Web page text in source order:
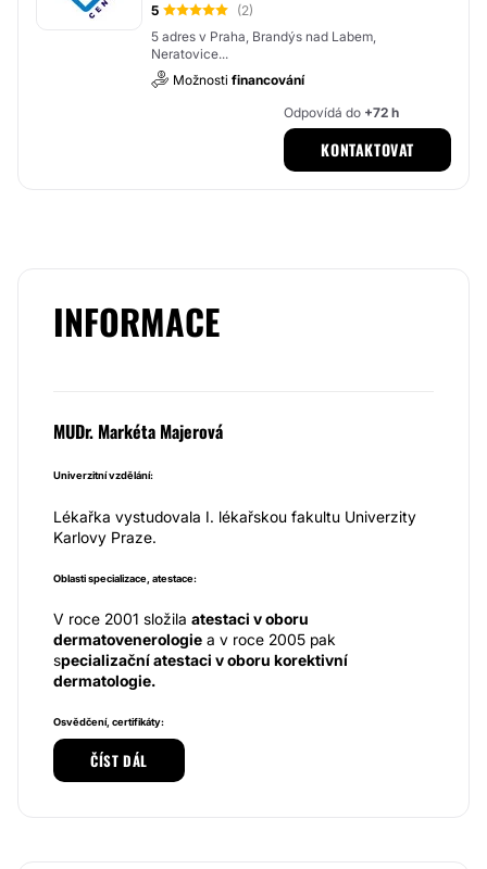
5
(2)
5 adres v Praha, Brandýs nad Labem,
Neratovice...
Možnosti financování
Odpovídá do +72 h
KONTAKTOVAT
INFORMACE
MUDr. Markéta Majerová
Univerzitní vzdělání:
Lékařka vystudovala I. lékařskou fakultu Univerzity
Karlovy Praze.
Oblasti specializace, atestace:
V roce 2001 složila atestaci v oboru
dermatovenerologie a v roce 2005 pak
specializační atestaci v oboru korektivní
dermatologie.
Osvědčení, certifikáty:
MUDr. Markéta Majerová je držitelkou několika
certifikátů, a tocertifikátu pro fotodynamickou
ČÍST DÁL